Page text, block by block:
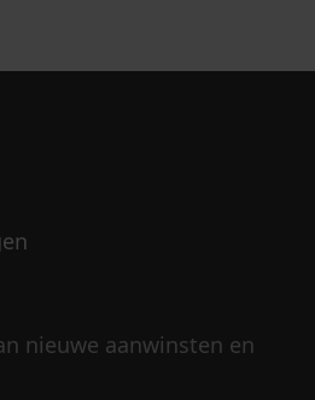
nieuwe aanwinsten en